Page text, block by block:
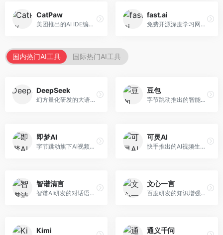
CatPaw
美团推出的AI IDE编程工具，专注于本地开发生态。面向开发者，提供智能代码补全、代码生成、项目管理等服务，本地开发体验好。
fast.ai
免费开源深度学习网站，专注于实用AI教学。面向开发者，提供免费深度学习课程、实战项目、代码库等资源，学习门槛低。
国内热门AI工具 国际热门AI工具
DeepSeek
幻方量化研发的大语言模型平台，专注于深度推理和代码生成能力。面向开发者、研究人员和技术爱好者，提供强大的逻辑推理和数学计算功能，开源生态完善，API接口友好。
豆包
字节跳动推出的智能对话助手平台，提供文本创作、知识问答、英语学习等多种AI服务。面向普通用户和内容创作者，支持多轮对话和文件解析，免费使用，响应速度快，中文理解能力强。
即梦AI
字节跳动旗下AI视频创作平台，支持多模态内容生成。面向内容创作者和营销人员，提供文生视频、图生视频、智能剪辑等功能，中文理解能力强，创作效率高。
可灵AI
快手推出的AI视频生成平台，支持文生视频和图生视频，可生成长达2分钟的高质量视频内容。面向短视频创作者和营销人员，操作简便，生成效果逼真，适合商业推广和创意表达。
智谱清言
智谱AI研发的对话语言模型，支持中英双语交互。面向中文用户和开发者，提供知识问答、代码编写、文档解读等服务，开源生态完善，学术研究背景深厚。
文心一言
百度研发的知识增强大语言模型，深度融合百度知识图谱和搜索能力。面向中文用户，提供知识问答、文本创作、逻辑推理等服务，中文语境理解准确，知识覆盖面广。
Kimi 通义千问